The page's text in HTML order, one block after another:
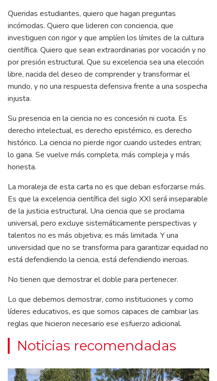
Queridas estudiantes, quiero que hagan preguntas
incómodas. Quiero que lideren con conciencia, que
investiguen con rigor y que amplíen los límites de la cultura
científica. Quiero que sean extraordinarias por vocación y no
por presión estructural. Que su excelencia sea una elección
libre, nacida del deseo de comprender y transformar el
mundo, y no una respuesta defensiva frente a una sospecha
injusta.
Su presencia en la ciencia no es concesión ni cuota. Es
derecho intelectual, es derecho epistémico, es derecho
histórico. La ciencia no pierde rigor cuando ustedes entran;
lo gana. Se vuelve más completa, más compleja y más
honesta.
La moraleja de esta carta no es que deban esforzarse más.
Es que la excelencia científica del siglo XXI será inseparable
de la justicia estructural. Una ciencia que se proclama
universal, pero excluye sistemáticamente perspectivas y
talentos no es más objetiva; es más limitada. Y una
universidad que no se transforma para garantizar equidad no
está defendiendo la ciencia, está defendiendo inercias.
No tienen que demostrar el doble para pertenecer.
Lo que debemos demostrar, como instituciones y como
líderes educativos, es que somos capaces de cambiar las
reglas que hicieron necesario ese esfuerzo adicional.
Noticias recomendadas